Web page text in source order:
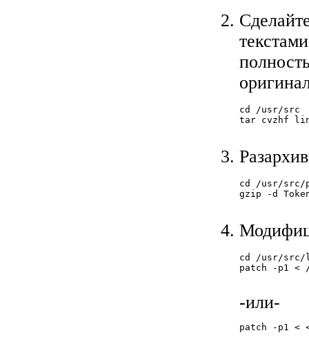
cd /usr/src
tar cvzhf
cd /usr/src/
gzip -d
cd /usr/src/
patch -p1 <
-или-
patch -p1 <